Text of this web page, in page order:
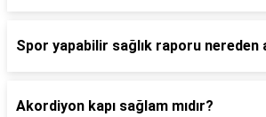
Spor yapabilir sağlık raporu nereden
Akordiyon kapı sağlam mıdır?